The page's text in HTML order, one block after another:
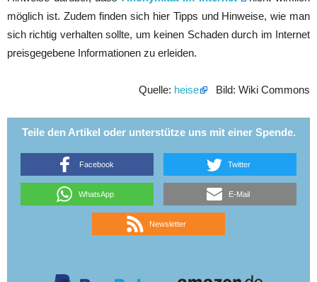
möglich ist. Zudem finden sich hier Tipps und Hinweise, wie man
sich richtig verhalten sollte, um keinen Schaden durch im Internet
preisgegebene Informationen zu erleiden.
Quelle: heise Bild: Wiki Commons
Teile den Artikel oder unterstütze uns mit einer Spende.
Facebook Twitter
WhatsApp E-Mail
Newsletter